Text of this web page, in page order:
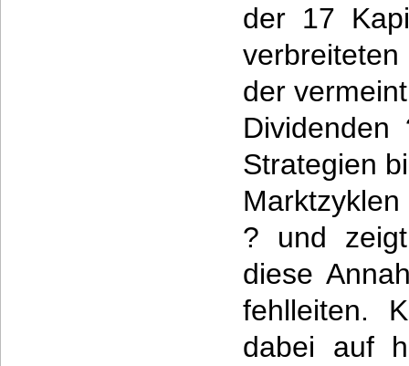
der 17
der
Dividenden
Strategien
? und
diese
fehlleiten.
dabei auf